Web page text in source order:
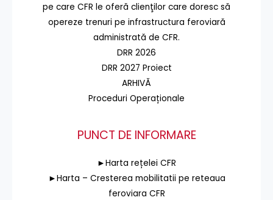
pe care CFR le oferă clienţilor care doresc să
opereze trenuri pe infrastructura feroviară
administrată de CFR.
DRR 2026
DRR 2027 Proiect
ARHIVĂ
Proceduri Operaționale
PUNCT DE INFORMARE
►Harta rețelei CFR
►Harta – Cresterea mobilitatii pe reteaua
feroviara CFR